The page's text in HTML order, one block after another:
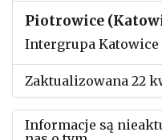
Piotrowice
Intergrupa Katowice
Zaktualizowana 22
Informacje są